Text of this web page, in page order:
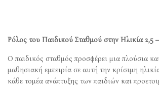
Ρόλος του Παιδικού Σταθμού στην Ηλικία 2,5
Ο παιδικός σταθμός προσφέρει μια πλούσια
μαθησιακή εμπειρία σε αυτή την κρίσιμη
κάθε τομέα ανάπτυξης των παιδιών και